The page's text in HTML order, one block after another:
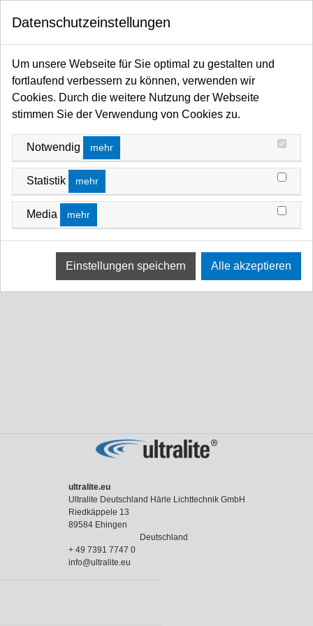
Startseite Aktionen Sale MAXIMA-ABVERKAUF
MAXIMA-ABVERKAUF
FILTERN NACH SORTIEREN NACH
Wir konnten keine Übereinstimmung für diese Filter
finden.
Bitte versuchen Sie eine andere Wahl.
ultralite.eu
Ultralite Deutschland Härle Lichttechnik GmbH
Riedkäppele 13
89584 Ehingen
Deutschland
+ 49 7391 7747 0
info@ultralite.eu
Datenschutzeinstellungen
Um unsere Webseite für Sie optimal zu gestalten und
fortlaufend verbessern zu können, verwenden wir
Cookies. Durch die weitere Nutzung der Webseite
stimmen Sie der Verwendung von Cookies zu.
Notwendig mehr
Statistik mehr
Media mehr